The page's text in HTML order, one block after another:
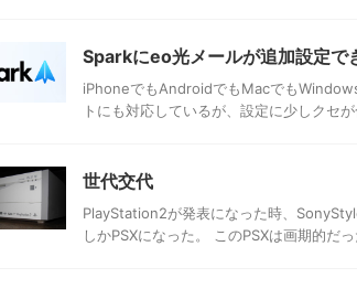
Sparkにeo光メールが追加設定で
iPhoneでもAndroidでもMacでも
トにも対応しているが、設定に少しクセ
世代交代
PlayStation2が発表になった時、
しかPSXになった。 このPSXは画期的だ